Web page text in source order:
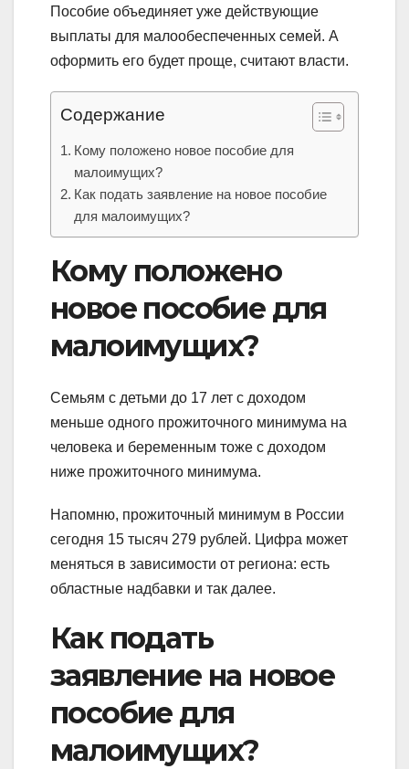
Пособие объединяет уже действующие
выплаты для малообеспеченных семей. А
оформить его будет проще, считают власти.
Содержание
Кому положено новое пособие для
малоимущих?
Как подать заявление на новое пособие
для малоимущих?
Кому положено
новое пособие для
малоимущих?
Семьям с детьми до 17 лет с доходом
меньше одного прожиточного минимума на
человека и беременным тоже с доходом
ниже прожиточного минимума.
Напомню, прожиточный минимум в России
сегодня 15 тысяч 279 рублей. Цифра может
меняться в зависимости от региона: есть
областные надбавки и так далее.
Как подать
заявление на новое
пособие для
малоимущих?